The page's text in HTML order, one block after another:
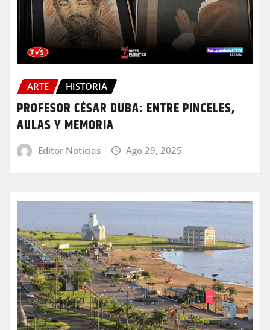
ARTE HISTORIA
PROFESOR CÉSAR DUBA: ENTRE PINCELES,
AULAS Y MEMORIA
Editor Noticias Ago 29, 2025